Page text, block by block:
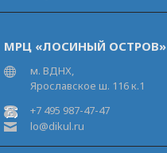
МРЦ «ЛОСИНЫЙ ОСТРОВ»
м. ВДНХ,
Ярославское ш. 116 к.1
+7 495 987-47-47
lo@dikul.ru